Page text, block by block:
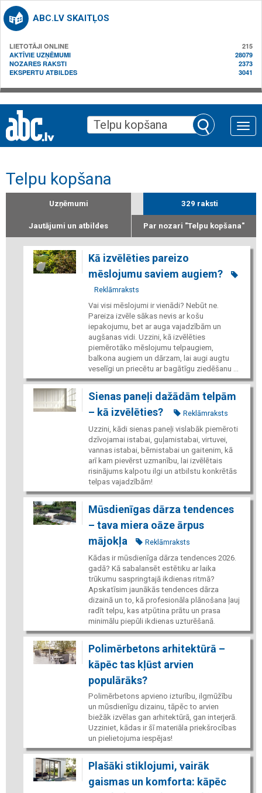
ABC.LV SKAITĻOS
LIETOTĀJI ONLINE
215
AKTĪVIE UZŅĒMUMI
28079
NOZARES RAKSTI
2373
EKSPERTU ATBILDES
3041
Toggle
Telpu kopšana
Uzņēmumi 329 raksti
Jautājumi un atbildes Par nozari "Telpu kopšana"
Kā izvēlēties pareizo
mēslojumu saviem augiem?
Reklāmraksts
Vai visi mēslojumi ir vienādi? Nebūt ne.
Pareiza izvēle sākas nevis ar košu
iepakojumu, bet ar auga vajadzībām un
augšanas vidi. Uzzini, kā izvēlēties
piemērotāko mēslojumu telpaugiem,
balkona augiem un dārzam, lai augi augtu
veselīgi un priecētu ar bagātīgu ziedēšanu ...
Sienas paneļi dažādām telpām
– kā izvēlēties?
Reklāmraksts
Uzzini, kādi sienas paneļi vislabāk piemēroti
dzīvojamai istabai, guļamistabai, virtuvei,
vannas istabai, bērnistabai un gaitenim, kā
arī kam pievērst uzmanību, lai izvēlētais
risinājums kalpotu ilgi un atbilstu konkrētās
telpas vajadzībām!
Mūsdienīgas dārza tendences
– tava miera oāze ārpus
mājokļa
Reklāmraksts
Kādas ir mūsdienīga dārza tendences 2026.
gadā? Kā sabalansēt estētiku ar laika
trūkumu saspringtajā ikdienas ritmā?
Apskatīsim jaunākās tendences dārza
dizainā un to, kā profesionāla plānošana ļauj
radīt telpu, kas atpūtina prātu un prasa
minimālu piepūli ikdienas uzturēšanā.
Polimērbetons arhitektūrā –
kāpēc tas kļūst arvien
populārāks?
Polimērbetons apvieno izturību, ilgmūžību
un mūsdienīgu dizainu, tāpēc to arvien
biežāk izvēlas gan arhitektūrā, gan interjerā.
Uzziniet, kādas ir šī materiāla priekšrocības
un pielietojuma iespējas!
Plašāki stiklojumi, vairāk
gaismas un komforta: kāpēc